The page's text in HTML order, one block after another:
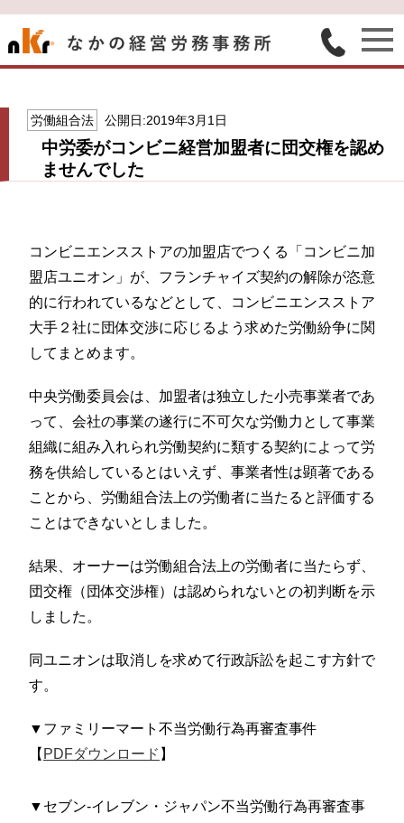
労働組合法 公開日:2019年3月1日
中労委がコンビニ経営加盟者に団交権を認め
ませんでした
コンビニエンスストアの加盟店でつくる「コンビニ加
盟店ユニオン」が、フランチャイズ契約の解除が恣意
的に行われているなどとして、コンビニエンスストア
大手２社に団体交渉に応じるよう求めた労働紛争に関
してまとめます。
中央労働委員会は、加盟者は独立した小売事業者であ
って、会社の事業の遂行に不可欠な労働力として事業
組織に組み入れられ労働契約に類する契約によって労
務を供給しているとはいえず、事業者性は顕著である
ことから、労働組合法上の労働者に当たると評価する
ことはできないとしました。
結果、オーナーは労働組合法上の労働者に当たらず、
団交権（団体交渉権）は認められないとの初判断を示
しました。
同ユニオンは取消しを求めて行政訴訟を起こす方針で
す。
▼ファミリーマート不当労働行為再審査事件
【 PDFダウンロード 】
▼セブン-イレブン・ジャパン不当労働行為再審査事